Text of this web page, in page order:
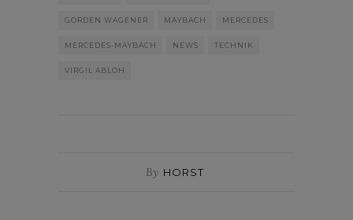
GORDEN WAGENER MAYBACH MERCEDES
MERCEDES-MAYBACH NEWS TECHNIK
VIRGIL ABLOH
By HORST